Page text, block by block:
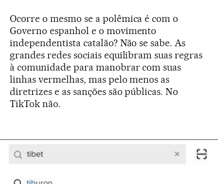
Ocorre o mesmo se a polêmica é com o
Governo espanhol e o movimento
independentista catalão? Não se sabe. As
grandes redes sociais equilibram suas regras
à comunidade para manobrar com suas
linhas vermelhas, mas pelo menos as
diretrizes e as sanções são públicas. No
TikTok não.